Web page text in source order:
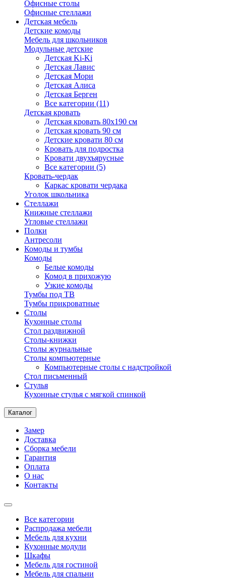
Офисные столы
Офисные стеллажи
Детская мебель
Детские комоды
Мебель для школьников
Модульные детские
Детская Ki-Ki
Детская Лавис
Детская Мори
Детская Алиса
Детская Берген
Все категории (11)
Детская кровать
Детская кровать 80х190 см
Детская кровать 90 см
Детские кровати 80 см
Кровать для подростка
Кровати двухъярусные
Все категории (5)
Кровать-чердак
Каркас кровати чердака
Уголок школьника
Стеллажи
Книжные стеллажи
Угловые стеллажи
Полки
Антресоли
Комоды и тумбы
Комоды
Белые комоды
Комод в прихожую
Узкие комоды
Тумбы под ТВ
Тумбы прикроватные
Столы
Кухонные столы
Стол раздвижной
Столы-книжки
Столы журнальные
Столы компьютерные
Компьютерные столы с надстройкой
Стол письменный
Стулья
Кухонные стулья с мягкой спинкой
Каталог
Замер
Доставка
Сборка мебели
Гарантия
Оплата
О нас
Контакты
Все категории
Распродажа мебели
Мебель для кухни
Кухонные модули
Шкафы
Мебель для гостиной
Мебель для спальни